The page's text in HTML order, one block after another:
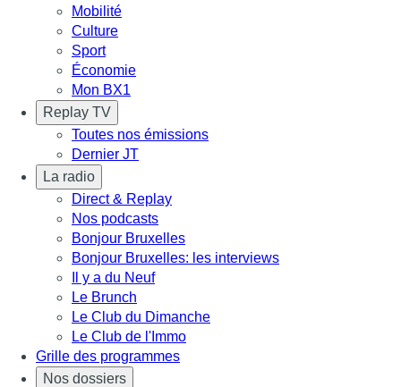
Mobilité
Culture
Sport
Économie
Mon BX1
Replay TV
Toutes nos émissions
Dernier JT
La radio
Direct & Replay
Nos podcasts
Bonjour Bruxelles
Bonjour Bruxelles: les interviews
Il y a du Neuf
Le Brunch
Le Club du Dimanche
Le Club de l'Immo
Grille des programmes
Nos dossiers